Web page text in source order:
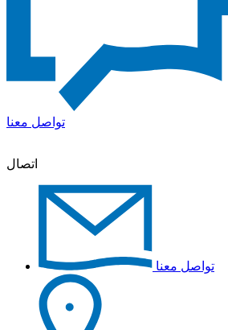
تواصل معنا
اتصال
تواصل معنا